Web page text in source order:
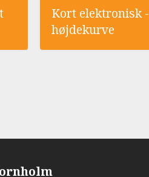
Kort elektronisk -
højdekurve